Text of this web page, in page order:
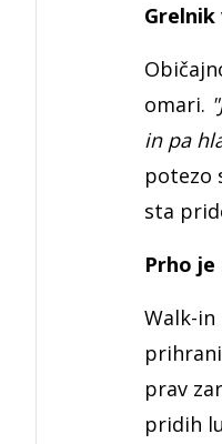
omari.
in pa
potezo
sta
Prho je
Walk-
prav
pridih